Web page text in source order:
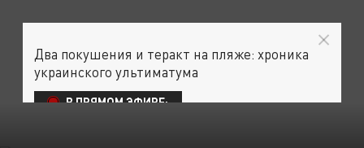
Два покушения и теракт на пляже: хроника
украинского ультиматума
В ПРЯМОМ ЭФИРЕ: